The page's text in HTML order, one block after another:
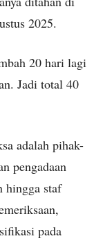
2025.
20 hari lagi
Jadi total 40
adalah pihak-
pengadaan
hingga staf
pada